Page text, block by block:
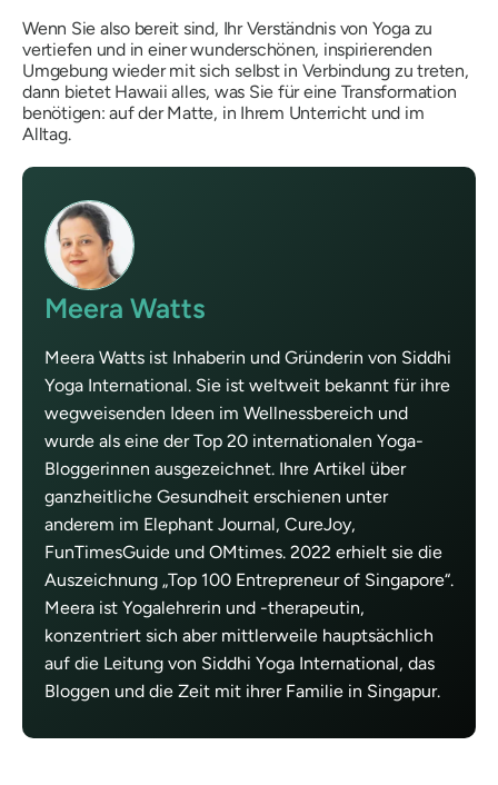
Wenn Sie also bereit sind, Ihr Verständnis von Yoga zu
vertiefen und in einer wunderschönen, inspirierenden
Umgebung wieder mit sich selbst in Verbindung zu treten,
dann bietet Hawaii alles, was Sie für eine Transformation
benötigen: auf der Matte, in Ihrem Unterricht und im
Alltag.
Meera Watts
Meera Watts ist Inhaberin und Gründerin von Siddhi
Yoga International. Sie ist weltweit bekannt für ihre
wegweisenden Ideen im Wellnessbereich und
wurde als eine der Top 20 internationalen Yoga-
Bloggerinnen ausgezeichnet. Ihre Artikel über
ganzheitliche Gesundheit erschienen unter
anderem im Elephant Journal, CureJoy,
FunTimesGuide und OMtimes. 2022 erhielt sie die
Auszeichnung „Top 100 Entrepreneur of Singapore“.
Meera ist Yogalehrerin und -therapeutin,
konzentriert sich aber mittlerweile hauptsächlich
auf die Leitung von Siddhi Yoga International, das
Bloggen und die Zeit mit ihrer Familie in Singapur.